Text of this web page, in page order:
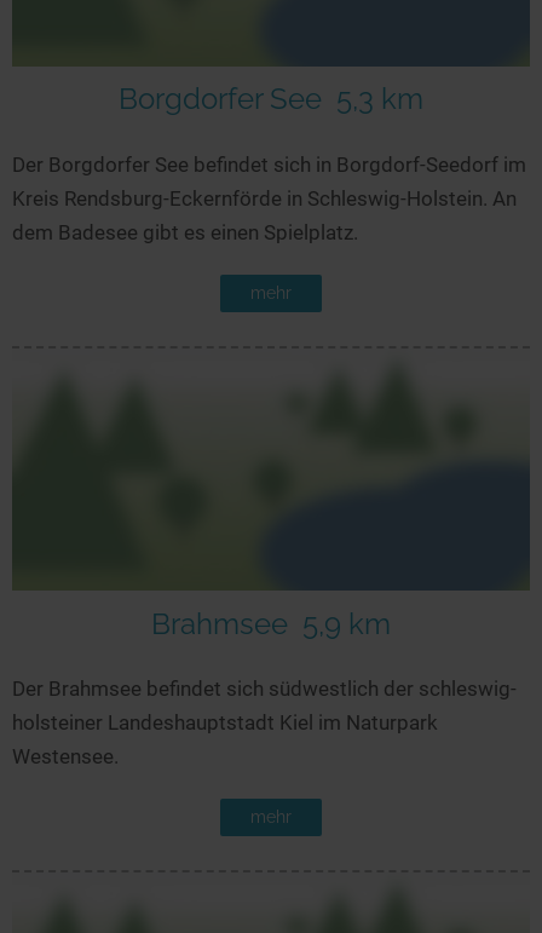
Borgdorfer See 5,3 km
Der Borgdorfer See befindet sich in Borgdorf-Seedorf im
Kreis Rendsburg-Eckernförde in Schleswig-Holstein. An
dem Badesee gibt es einen Spielplatz.
mehr
Brahmsee 5,9 km
Der Brahmsee befindet sich südwestlich der schleswig-
holsteiner Landeshauptstadt Kiel im Naturpark
Westensee.
mehr